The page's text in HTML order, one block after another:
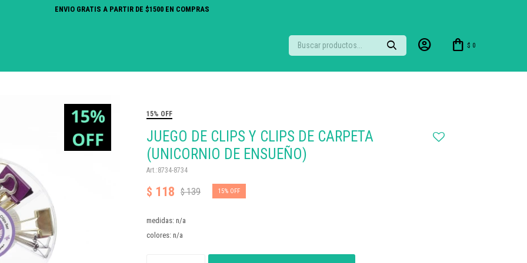
ENVIO GRATIS A PARTIR DE $1500 EN COMPRAS
$ 0
15% OFF
JUEGO DE CLIPS Y CLIPS DE CARPETA
(UNICORNIO DE ENSUEÑO)
8734-8734
$ 118 $139 15
medidas: n/a
colores: n/a